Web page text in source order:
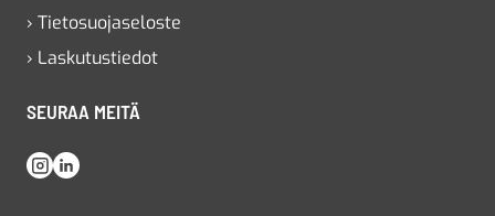
› Tietosuojaseloste
› Laskutustiedot
SEURAA MEITÄ
Instagram
LinkedIn